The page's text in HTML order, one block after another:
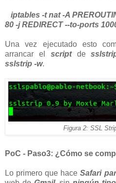
iptables -t nat -A
80 -j REDIRECT --to-ports
Una vez ejecutado esto
arrancar el scriptde
sslstrip -w.
Figura 2: SSL
PoC - Paso3: ¿Cómo se
Lo primero que haceSafari